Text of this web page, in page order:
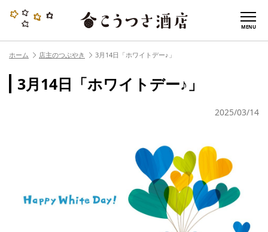
MENU
ホーム 店主のつぶやき 3月14日「ホワイトデー♪」
3月14日「ホワイトデー♪」
2025/03/14